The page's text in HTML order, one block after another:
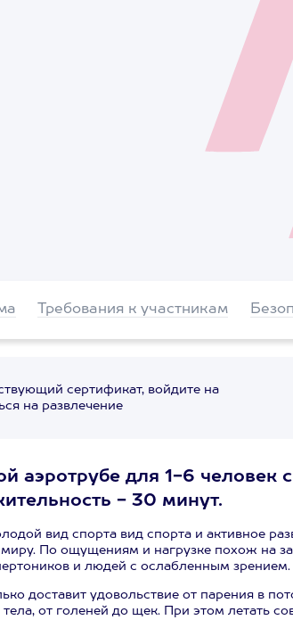
Требования к участникам
сертификат, войдите на
на развлечение
аэротрубе для 1-6 человек
- 30 минут.
вид спорта вид спорта и активное
По ощущениям и нагрузке похож на
и людей с ослабленным зрением.
доставит удовольствие от парения в
от голеней до щек. При этом летать